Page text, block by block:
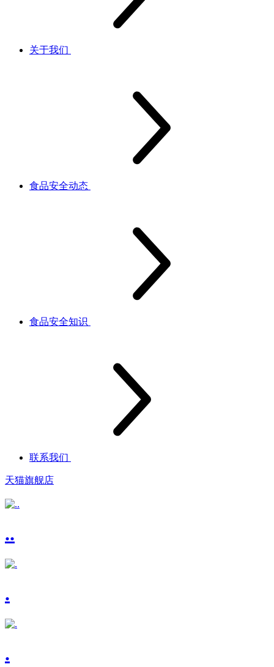
关于我们
食品安全动态
食品安全知识
联系我们
天猫旗舰店
..
.
.